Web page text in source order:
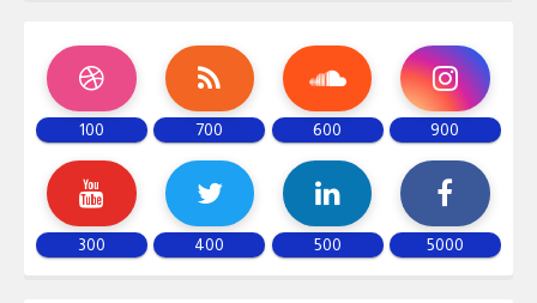
100 700 600 900
300 400 500 5000